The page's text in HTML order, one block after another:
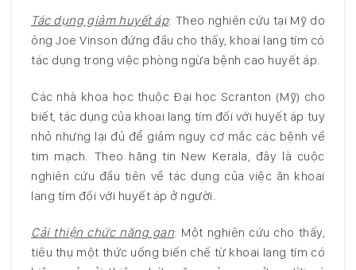
Tác dụng giảm huyết áp: Theo nghiên cứu tại Mỹ do
ông Joe Vinson đứng đầu cho thấy, khoai lang tím có
tác dụng trong việc phòng ngừa bệnh cao huyết áp.
Các nhà khoa học thuộc Đại học Scranton (Mỹ) cho
biết, tác dụng của khoai lang tím đối với huyết áp tuy
nhỏ nhưng lại đủ để giảm nguy cơ mắc các bệnh về
tim mạch. Theo hãng tin New Kerala, đây là cuộc
nghiên cứu đầu tiên về tác dụng của việc ăn khoai
lang tím đối với huyết áp ở người.
Cải thiện chức năng gan: Một nghiên cứu cho thấy,
tiêu thụ một thức uống biến chế từ khoai lang tím có